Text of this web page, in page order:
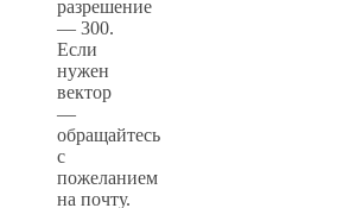
разрешение
— 300.
Если
нужен
вектор
—
обращайтесь
с
пожеланием
на почту.